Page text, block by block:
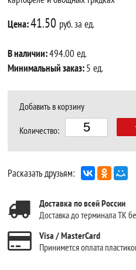
Цена:41.50 руб. за ед.
В наличии:494.00 ед.
Минимальный заказ:5 ед.
Добавить в корзину
Количество:
Расказать друзьям:
Доставка по всей России
Доставка до терминала ТК
Visa / MasterCard
Принимется оплата